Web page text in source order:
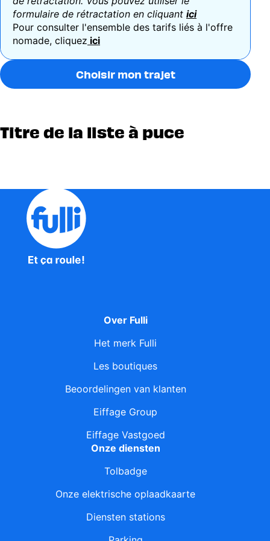
formulaire de rétractation en cliquant ici
Pour consulter l'ensemble des tarifs liés à l'offre
nomade, cliquez ici
Choisir mon trajet
Titre de la liste à puce
Over Fulli
Het merk Fulli
Les boutiques
Beoordelingen van klanten
Eiffage Group
Eiffage Vastgoed
Onze diensten
Tolbadge
Onze elektrische oplaadkaarte
Diensten stations